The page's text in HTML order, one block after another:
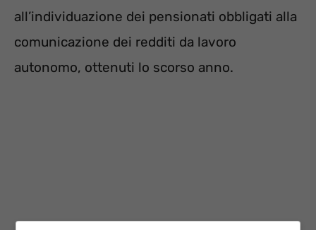
all’individuazione dei pensionati obbligati alla
comunicazione dei redditi da lavoro
autonomo, ottenuti lo scorso anno.